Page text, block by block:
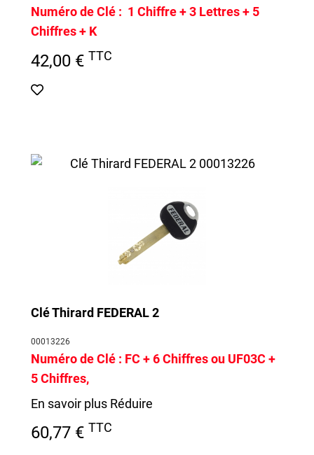
Numéro de Clé : 1 Chiffre + 3 Lettres + 5
Chiffres + K
42,00 € TTC
Clé Thirard FEDERAL 2
00013226
Numéro de Clé : FC + 6 Chiffres ou UF03C +
5 Chiffres,
En savoir plus Réduire
60,77 € TTC